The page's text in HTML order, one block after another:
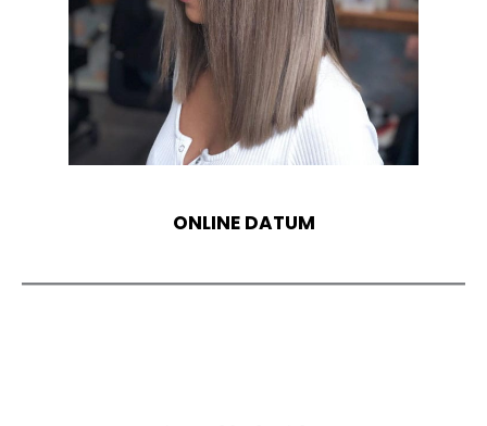
ONLINE DATUM